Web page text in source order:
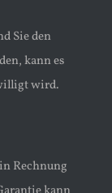
Sie den
kann es
wird.
Rechnung